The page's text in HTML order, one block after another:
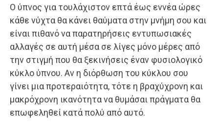
Ο ύπνος για τουλάχιστον επτά έως εννέα ώρες
κάθε νύχτα θα κάνει θαύματα στην μνήμη σου και
είναι πιθανό να παρατηρήσεις εντυπωσιακές
αλλαγές σε αυτή μέσα σε λίγες μόνο μέρες από
την στιγμή που θα ξεκινήσεις έναν φυσιολογικό
κύκλο ύπνου. Αν η διόρθωση του κύκλου σου
γίνει μια προτεραιότητα, τότε η βραχύχρονη και
μακρόχρονη ικανότητα να θυμάσαι πράγματα θα
επωφεληθεί κατά πολύ από αυτό.